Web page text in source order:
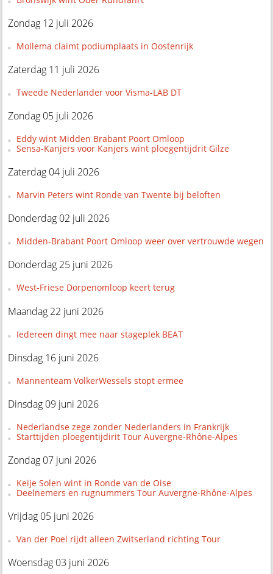
Zondag 12 juli 2026
Mollema claimt podiumplaats in Oostenrijk
Zaterdag 11 juli 2026
Tweede Nederlander voor Visma-LAB DT
Zondag 05 juli 2026
Eddy wint Midden Brabant Poort Omloop
Sensa-Kanjers voor Kanjers wint ploegentijdrit Gilze
Zaterdag 04 juli 2026
Marvin Peters wint Ronde van Twente bij beloften
Donderdag 02 juli 2026
Midden-Brabant Poort Omloop weer over vertrouwde wegen
Donderdag 25 juni 2026
West-Friese Dorpenomloop keert terug
Maandag 22 juni 2026
Iedereen dingt mee naar stageplek BEAT
Dinsdag 16 juni 2026
Mannenteam VolkerWessels stopt ermee
Dinsdag 09 juni 2026
Nederlandse zege zonder Nederlanders in Frankrijk
Starttijden ploegentijdirit Tour Auvergne-Rhône-Alpes
Zondag 07 juni 2026
Keije Solen wint in Ronde van de Oise
Deelnemers en rugnummers Tour Auvergne-Rhône-Alpes
Vrijdag 05 juni 2026
Van der Poel rijdt alleen Zwitserland richting Tour
Woensdag 03 juni 2026